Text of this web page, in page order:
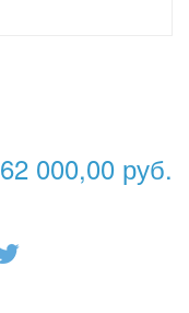
62 000,00 руб.